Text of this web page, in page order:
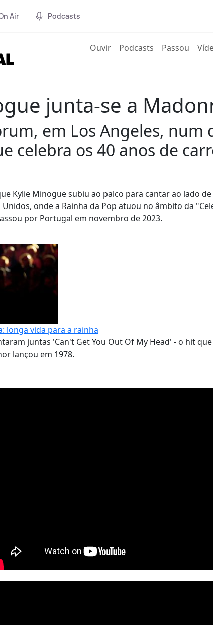
Air Podcasts
Ouvir(current)
Podcasts Passou
junta-se a
em Los Angeles,
celebra os 40 anos de
Kylie Minogue subiu ao palco para cantar ao lado
Unidos, onde a Rainha da Pop atuou no âmbito da
por Portugal em novembro de 2023.
longa vida para a rainha
juntas 'Can't Get You Out Of My Head' - o hit
lançou em 1978.